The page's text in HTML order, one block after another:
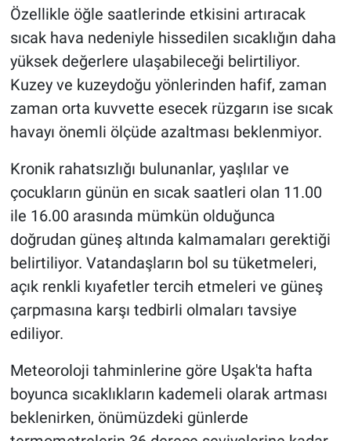
Özellikle öğle saatlerinde etkisini artıracak
sıcak hava nedeniyle hissedilen sıcaklığın daha
yüksek değerlere ulaşabileceği belirtiliyor.
Kuzey ve kuzeydoğu yönlerinden hafif, zaman
zaman orta kuvvette esecek rüzgarın ise sıcak
havayı önemli ölçüde azaltması beklenmiyor.
Kronik rahatsızlığı bulunanlar, yaşlılar ve
çocukların günün en sıcak saatleri olan 11.00
ile 16.00 arasında mümkün olduğunca
doğrudan güneş altında kalmamaları gerektiği
belirtiliyor. Vatandaşların bol su tüketmeleri,
açık renkli kıyafetler tercih etmeleri ve güneş
çarpmasına karşı tedbirli olmaları tavsiye
ediliyor.
Meteoroloji tahminlerine göre Uşak'ta hafta
boyunca sıcaklıkların kademeli olarak artması
beklenirken, önümüzdeki günlerde